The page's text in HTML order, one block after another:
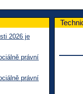
2026 je
právní
právní